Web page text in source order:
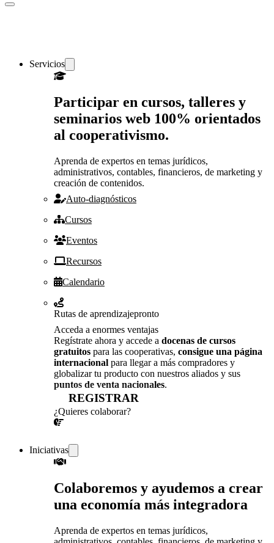
Servicios
Participar en cursos, talleres y
seminarios web 100% orientados
al cooperativismo.
Aprenda de expertos en temas jurídicos,
administrativos, contables, financieros, de marketing y
creación de contenidos.
Auto-diagnósticos
Cursos
Eventos
Recursos
Calendario
Rutas de aprendizajepronto
Acceda a enormes ventajas
Regístrate ahora y accede a docenas de cursos
gratuitos para las cooperativas, consigue una página
internacional para llegar a más compradores y
globalizar tu producto con nuestros aliados y sus
puntos de venta nacionales.
REGISTRAR
¿Quieres colaborar?
Iniciativas
Colaboremos y ayudemos a crear
una economía más integradora
Aprenda de expertos en temas jurídicos,